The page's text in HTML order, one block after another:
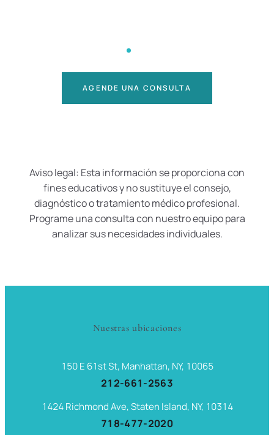
AGENDE UNA CONSULTA
Aviso legal: Esta información se proporciona con
fines educativos y no sustituye el consejo,
diagnóstico o tratamiento médico profesional.
Programe una consulta con nuestro equipo para
analizar sus necesidades individuales.
Nuestras ubicaciones
150 E 61st St, Manhattan, NY, 10065
212-661-2563
1424 Richmond Ave, Staten Island, NY, 10314
718-477-2020